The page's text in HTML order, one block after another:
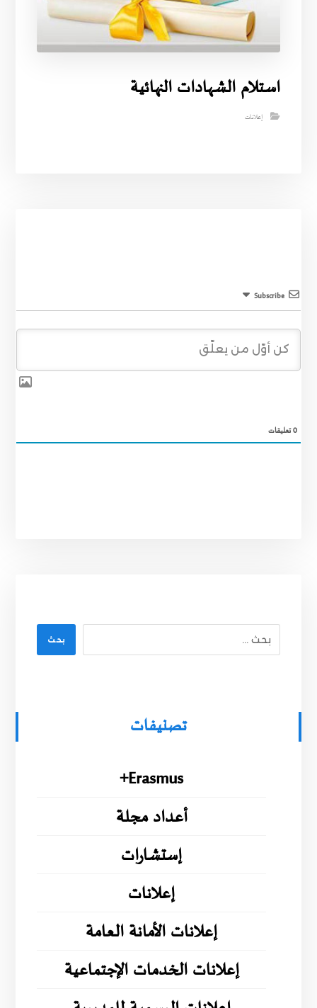
استلام الشهادات النهائية
إعلانات
Subscribe
0تعليقات
بحث
تصنيفات
Erasmus+
أعداد مجلة
إستشارات
إعلانات
إعلانات الأمانة العامة
إعلانات الخدمات الإجتماعية